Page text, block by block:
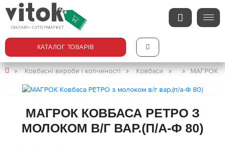
КАТАЛОГ ТОВАРІВ
Ковбасні вироби і копченості Ковбаси МАГРОК
МАГРОК КОВБАСА РЕТРО З
МОЛОКОМ В/Г ВАР.(П/А-Ф 80)